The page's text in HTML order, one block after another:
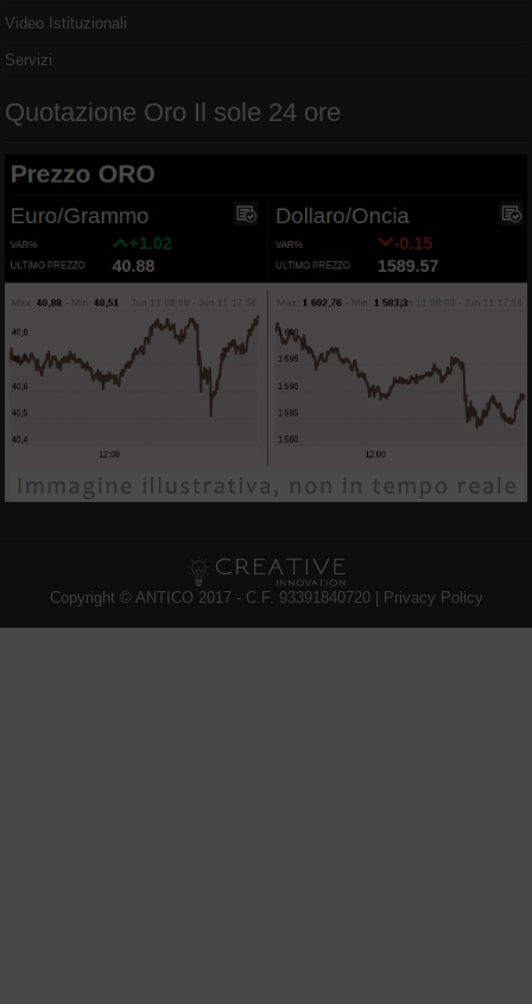
Video Istituzionali
Servizi
Quotazione Oro Il sole 24 ore
Copyright © ANTICO 2017 - C.F. 93391840720 | Privacy Policy